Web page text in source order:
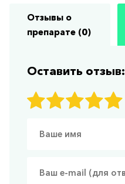
Отзывы о
препарате (0)
Оставить отзыв: